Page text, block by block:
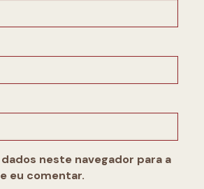
neste navegador para a
eu comentar.